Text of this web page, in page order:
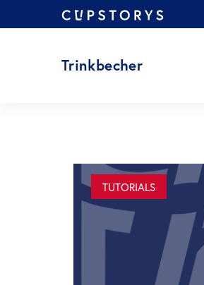
Zum
Inhalt
Trinkbecher
TUTORIALS